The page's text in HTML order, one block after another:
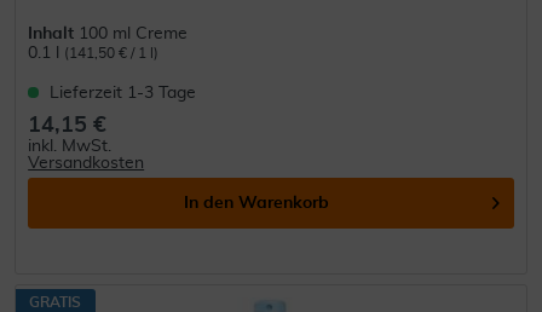
Inhalt 100 ml Creme
0.1 l
(141,50 € / 1 l)
Lieferzeit 1-3 Tage
14,15 €
inkl. MwSt.
Versandkosten
In den Warenkorb
GRATIS